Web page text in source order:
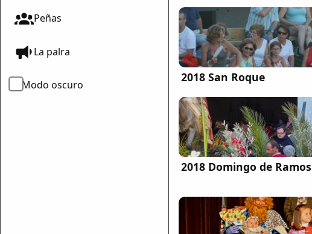
Peñas
La palra
Modo oscuro
2018 San Roque
2018 Domingo de Ramos